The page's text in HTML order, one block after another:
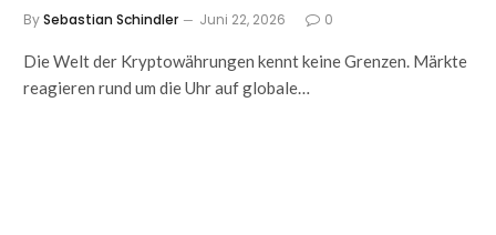
BySebastian Schindler Juni 22, 2026 0
Die Welt der Kryptowährungen kennt keine Grenzen. Märkte
reagieren rund um die Uhr auf globale…